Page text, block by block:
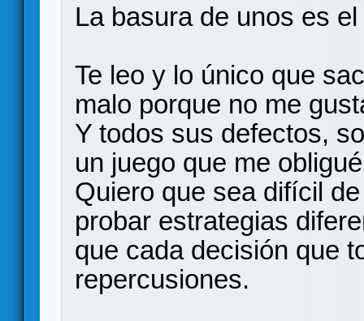
La basura de unos es
Te leo y lo único que
malo porque no me
Y todos sus defectos,
un juego que me
Quiero que sea difícil
probar estrategias
que cada decisión que
repercusiones.